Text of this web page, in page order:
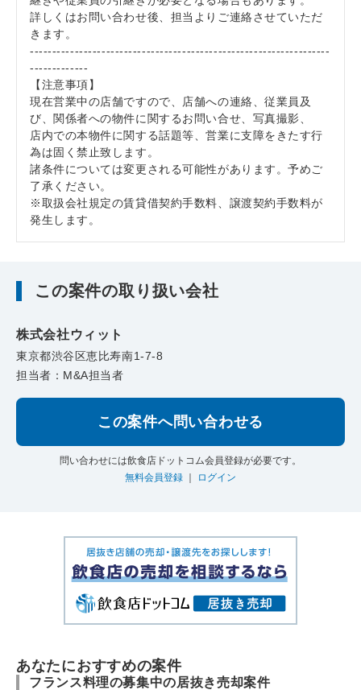
詳しくはお問い合わせ後、担当よりご連絡させていただ
きます。
-------------------------------------------------------------------
-------------
【注意事項】
現在営業中の店舗ですので、店舗への連絡、従業員及
び、関係者への物件に関するお問い合せ、写真撮影、
店内での本物件に関する話題等、営業に支障をきたす行
為は固く禁止致します。
諸条件については変更される可能性があります。予めご
了承ください。
※取扱会社規定の賃貸借契約手数料、譲渡契約手数料が
発生します。
この案件の取り扱い会社
株式会社ウィット
東京都渋谷区恵比寿南1-7-8
担当者：M&A担当者
この案件へ問い合わせる
問い合わせには飲食店ドットコム会員登録が必要です。
無料会員登録
ログイン
あなたにおすすめの案件
フランス料理の募集中の居抜き売却案件